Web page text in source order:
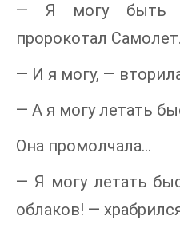
— Я могу быть
пророкотал Самолет.
— И я могу, —
— А я могу летать
Она промолчала…
— Я могу летать
облаков! —